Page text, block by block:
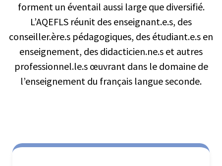
forment un éventail aussi large que diversifié.
L’AQEFLS réunit des enseignant.e.s, des
conseiller.ère.s pédagogiques, des étudiant.e.s en
enseignement, des didacticien.ne.s et autres
professionnel.le.s œuvrant dans le domaine de
l’enseignement du français langue seconde.